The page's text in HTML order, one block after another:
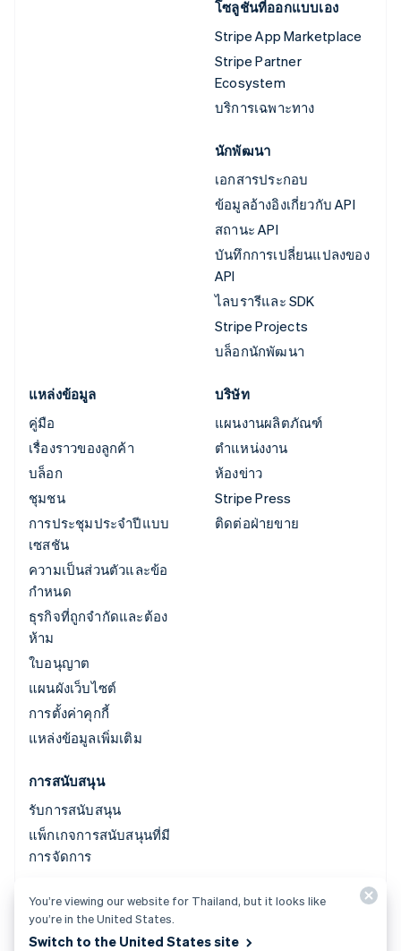
โซลูชันที่ออกแบบเอง
Stripe App Marketplace
Stripe Partner
Ecosystem
บริการเฉพาะทาง
นักพัฒนา
เอกสารประกอบ
ข้อมูลอ้างอิงเกี่ยวกับ API
สถานะ API
บันทึกการเปลี่ยนแปลงของ
API
ไลบรารีและ SDK
Stripe Projects
บล็อกนักพัฒนา
แหล่งข้อมูล
คู่มือ
เรื่องราวของลูกค้า
บล็อก
ชุมชน
การประชุมประจำปีแบบ
เซสชัน
ความเป็นส่วนตัวและข้อ
กำหนด
ธุรกิจที่ถูกจำกัดและต้อง
ห้าม
ใบอนุญาต
แผนผังเว็บไซต์
การตั้งค่าคุกกี้
แหล่งข้อมูลเพิ่มเติม
บริษัท
แผนงานผลิตภัณฑ์
ตำแหน่งงาน
ห้องข่าว
Stripe Press
ติดต่อฝ่ายขาย
การสนับสนุน
รับการสนับสนุน
แพ็กเกจการสนับสนุนที่มี
การจัดการ
© 2026 Stripe, LLC
You’re viewing our website for Thailand, but it looks like
you’re in the United States.
Switch to the United States site